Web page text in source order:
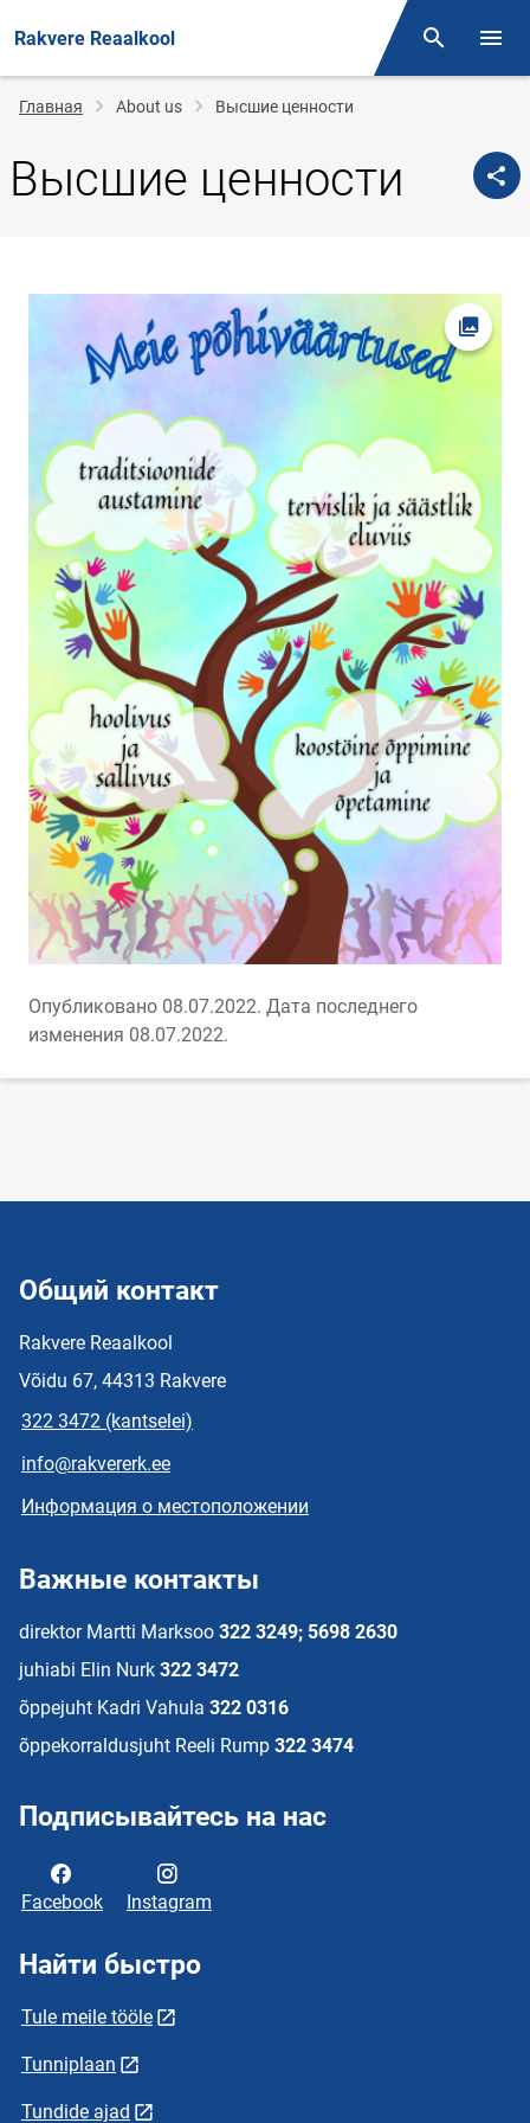
Rakvere Reaalkool Поиск
Строка
навигации
Главная About us Высшие ценности
Высшие ценности
Опубликовано 08.07.2022. Дата последнего
изменения 08.07.2022.
Общий контакт
Rakvere Reaalkool
Võidu 67, 44313 Rakvere
322 3472 (kantselei)
info@rakvererk.ee
Информация о местоположении
Важные контакты
direktor Martti Marksoo 322 3249; 5698 2630
juhiabi Elin Nurk 322 3472
õppejuht Kadri Vahula 322 0316
õppekorraldusjuht Reeli Rump 322 3474
Подписывайтесь на нас
Facebook Instagram
Найти быстро
Tule meile tööle
Tunniplaan
Tundide ajad